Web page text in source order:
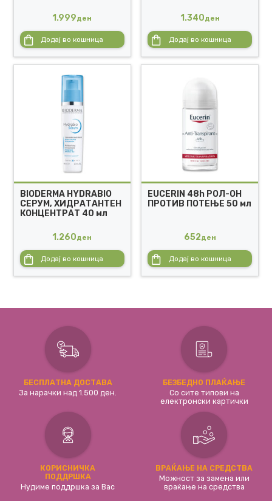
1.999ден
Додај во кошница
1.340ден
Додај во кошница
BIODERMA HYDRABIO
СЕРУМ, ХИДРАТАНТЕН
КОНЦЕНТРАТ 40 мл
1.260ден
Додај во кошница
EUCERIN 48h РОЛ-ОН
ПРОТИВ ПОТЕЊЕ 50 мл
652ден
Додај во кошница
БЕСПЛАТНА ДОСТАВА
За нарачки над 1.500 ден.
БЕЗБЕДНО ПЛАЌАЊЕ
Со сите типови на
електронски картички
КОРИСНИЧКА
ПОДДРШКА
Нудиме поддршка за Вас
ВРАЌАЊЕ НА СРЕДСТВА
Можност за замена или
враќање на средства